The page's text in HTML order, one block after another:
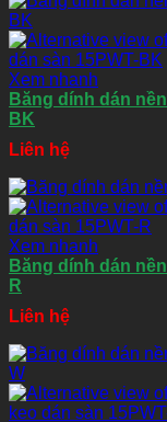
Xem nhanh
Băng dính dán
BK
Liên hệ
Xem nhanh
Băng dính dán
R
Liên hệ